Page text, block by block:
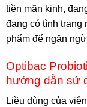
tiền mãn kinh,
đang có tình trạng
phẩm để ngăn
Optibac
hướng dẫn sử
Liều dùng của